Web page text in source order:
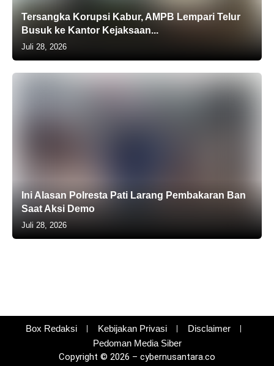
Tersangka Korupsi Kabur, AMPB Lempari Telur
Busuk ke Kantor Kejaksaan...
Juli 28, 2026
Ini Alasan Polresta Pati Larang Pembakaran Ban
Saat Aksi Demo
Juli 28, 2026
Box Redaksi Kebijakan Privasi
Disclaimer
Pedoman Media Siber
Copyright © 2026 – cybernusantara.co